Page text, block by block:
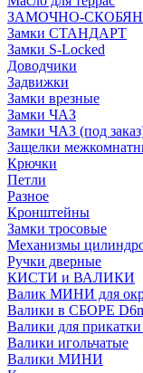
ЗАМОЧНО-
Замки СТАНДАРТ
Замки S-Locked
Доводчики
Задвижки
Замки врезные
Замки ЧАЗ
Замки ЧАЗ (под
Защелки
Крючки
Петли
Разное
Кронштейны
Замки тросовые
Механизмы
Ручки дверные
КИСТИ и ВАЛИКИ
Валик МИНИ для
Валики в СБОРЕ
Валики для прикатки
Валики игольчатые
Валики МИНИ